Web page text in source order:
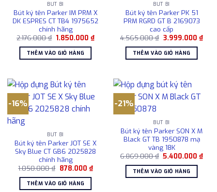
BÚT BI
Bút ký tên Parker IM PRM X
DK ESPRES CT TB4 1975652
chính hãng
2.176.000₫ Giá
là:
2.176.000 ₫.
1.850.000₫Giá
hiện
1.850.000 ₫.
THÊM VÀO GIỎ HÀNG
BÚT BI
Bút ký tên Parker PK 51
PRM RGRD GT B 2169073
cao cấp
4.565.000₫ Giá
là:
4.565.000 ₫.
3.999.000 ₫Giá
hiện
THÊM VÀO GIỎ HÀNG
-16%
BÚT BI
Bút ký tên Parker JOT SE X
Sky Blue CT GB6 2025828
chính hãng
1.050.000₫ Giá
là:
1.050.000 ₫.
878.000 ₫Giá
hiện
THÊM VÀO GIỎ HÀNG
-21%
BÚT BI
Bút ký tên Parker SON X M
Black GT TB 1950878 mạ
vàng 18K
6.869.000₫ Giá
là:
6.869.000 ₫.
5.400.000₫Giá
hiện
THÊM VÀO GIỎ HÀNG